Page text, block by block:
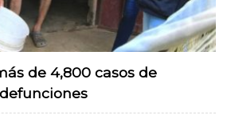
de 4,800 casos de